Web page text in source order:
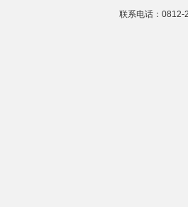
联系电话：0812-